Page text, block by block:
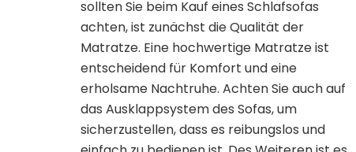
sollten Sie beim Kauf eines Schlafsofas
achten, ist zunächst die Qualität der
Matratze. Eine hochwertige Matratze ist
entscheidend für Komfort und eine
erholsame Nachtruhe. Achten Sie auch auf
das Ausklappsystem des Sofas, um
sicherzustellen, dass es reibungslos und